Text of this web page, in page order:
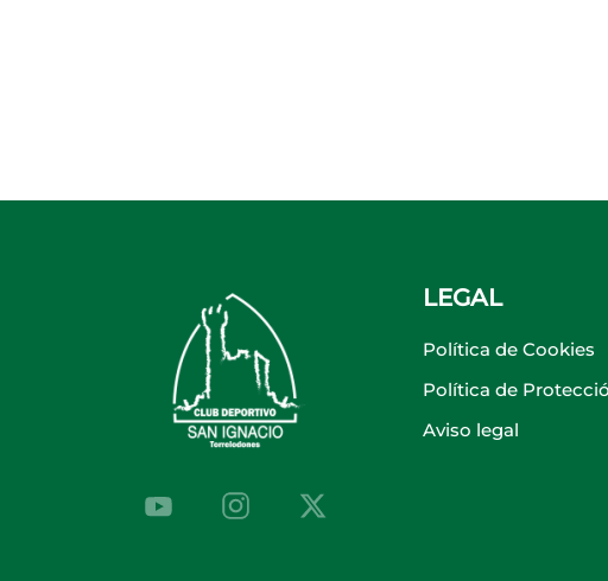
LEGAL
Política de Cookies
Política de
Aviso legal